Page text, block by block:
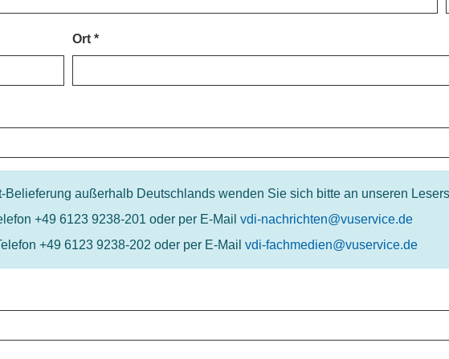
Ort
Belieferung außerhalb Deutschlands wenden Sie sich bitte an unseren
+49 6123 9238-201 oder per E-Mail vdi-nachrichten@vuservice.de
+49 6123 9238-202 oder per E-Mail vdi-fachmedien@vuservice.de